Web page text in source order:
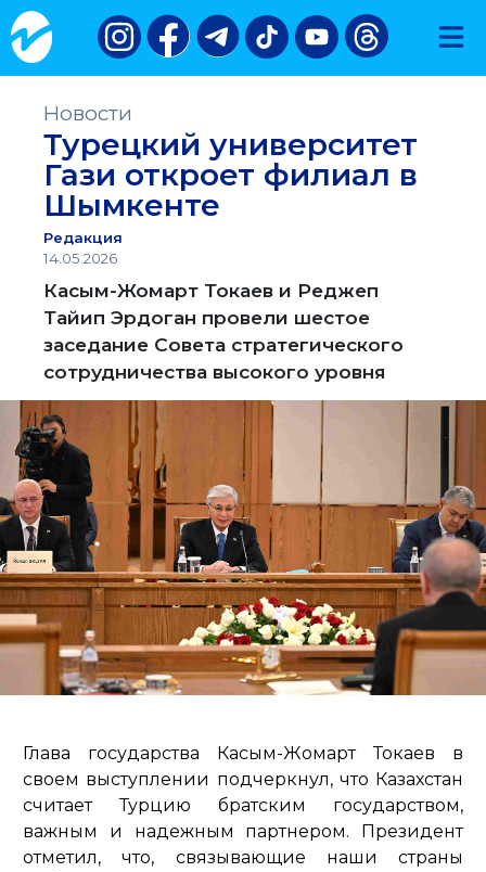
Новости
Турецкий университет
Гази откроет филиал в
Шымкенте
Редакция
14.05.2026
Касым-Жомарт Токаев и Реджеп
Тайип Эрдоган провели шестое
заседание Совета стратегического
сотрудничества высокого уровня
Глава государства Касым-Жомарт Токаев в
своем выступлении подчеркнул, что Казахстан
считает Турцию братским государством,
важным и надежным партнером. Президент
отметил, что, связывающие наши страны